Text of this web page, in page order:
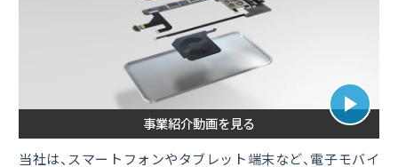
当社は、スマートフォンやタブレット端末など、電子モバイ
事業紹介動画を見る
Close